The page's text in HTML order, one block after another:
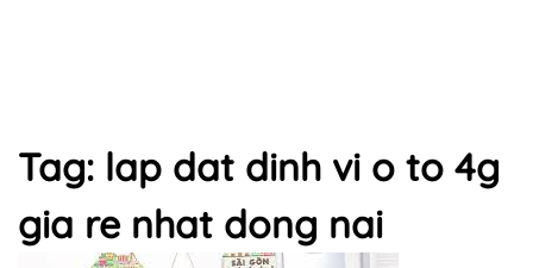
Tag: lap dat dinh vi o to 4g
gia re nhat dong nai